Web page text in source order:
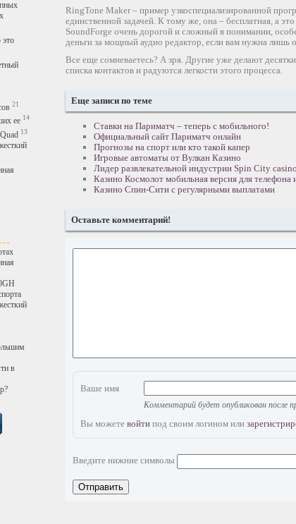
это
21
ее 14
13
в
RingTone Maker – пример узкоспециализированной
единственной задачей. К тому же, она – бесплатная, а
SoundForge очень дорогой и сложный в понимании,
деньги за мощный аудио редактор, если вам нужна лишь
Все еще сомневаетесь? А зря. Другие уже делают
списка контактов и радуются легкости этого процесса.
Еще записи по теме
Ставки на Париматч – теперь с мобильного!
Официальный сайт Париматч онлайн
Прогнозы на спорт или кто такой капер
Игровые автоматы от Вулкан Казино
Лидер развлекательной индустрии Spin City
Казино Космолот мобильная версия для телефона
Казино Спин-Сити с регулярными выплатами
Оставьте комментарий!
Ваше имя
Комментарий будет опубликован после
Вы можете войти под своим логином или
Введите нижние символы
Отправить